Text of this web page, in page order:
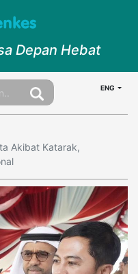
Depan Hebat
ENG
Akibat Katarak,